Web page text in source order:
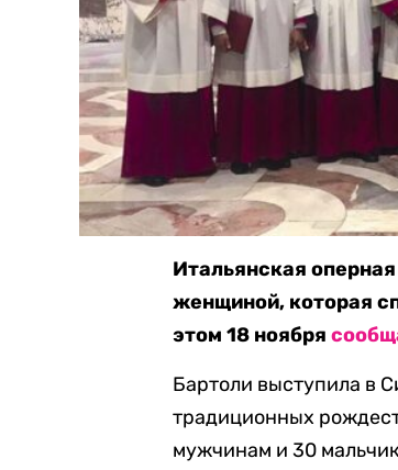
Итальянская
женщиной, которая
этом 18 ноября
Бартоли выступила в
традиционных
мужчинам и 30